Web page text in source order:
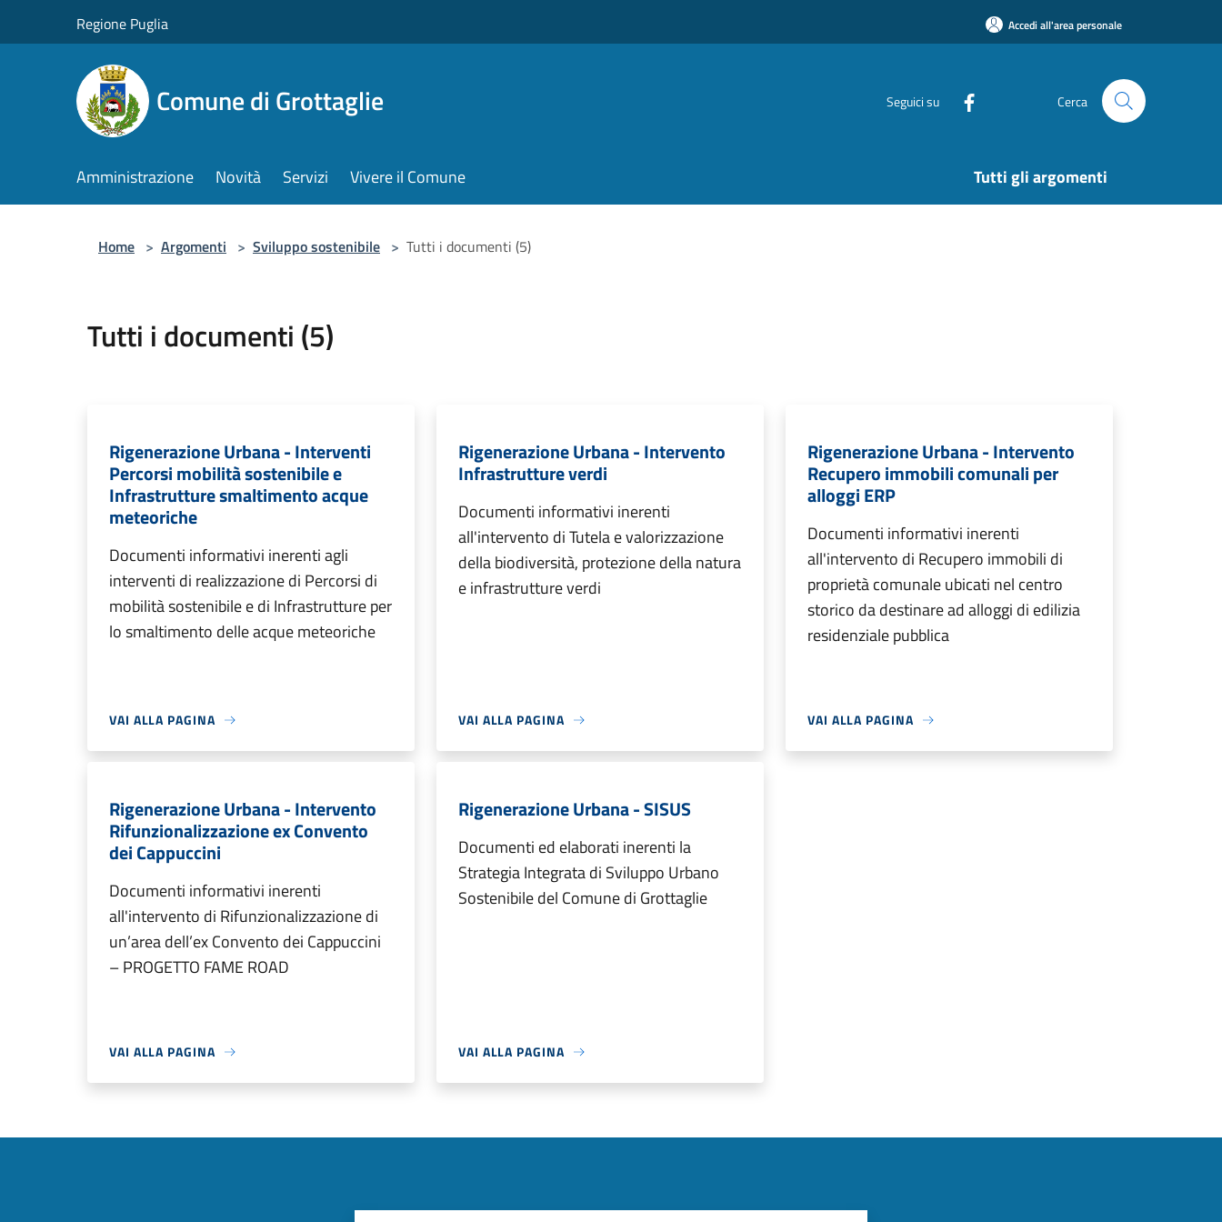
Regione Puglia Accedi all'area personale
Comune di Grottaglie Seguici su Cerca
Amministrazione Novità Servizi Vivere il Comune Tutti gli argomenti
Home > Argomenti > Sviluppo sostenibile > Tutti i documenti (5)
Tutti i documenti (5)
Rigenerazione Urbana - Interventi
Percorsi mobilità sostenibile e
Infrastrutture smaltimento acque
meteoriche
Documenti informativi inerenti agli
interventi di realizzazione di Percorsi di
mobilità sostenibile e di Infrastrutture per
lo smaltimento delle acque meteoriche
VAI ALLA PAGINA
Rigenerazione Urbana - Intervento
Infrastrutture verdi
Documenti informativi inerenti
all'intervento di Tutela e valorizzazione
della biodiversità, protezione della natura
e infrastrutture verdi
VAI ALLA PAGINA
Rigenerazione Urbana - Intervento
Recupero immobili comunali per
alloggi ERP
Documenti informativi inerenti
all'intervento di Recupero immobili di
proprietà comunale ubicati nel centro
storico da destinare ad alloggi di edilizia
residenziale pubblica
VAI ALLA PAGINA
Rigenerazione Urbana - Intervento
Rifunzionalizzazione ex Convento
dei Cappuccini
Documenti informativi inerenti
all'intervento di Rifunzionalizzazione di
un’area dell’ex Convento dei Cappuccini
– PROGETTO FAME ROAD
VAI ALLA PAGINA
Rigenerazione Urbana - SISUS
Documenti ed elaborati inerenti la
Strategia Integrata di Sviluppo Urbano
Sostenibile del Comune di Grottaglie
VAI ALLA PAGINA